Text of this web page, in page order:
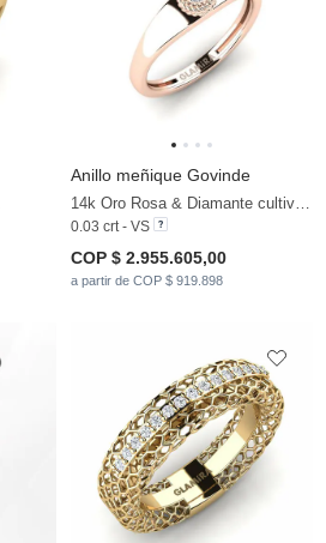
Anillo meñique Govinde
14k Oro Rosa & Diamante cultivado en laboratorio
0.03 crt - VS
COP $ 2.955.605,00
a partir de COP $ 919.898